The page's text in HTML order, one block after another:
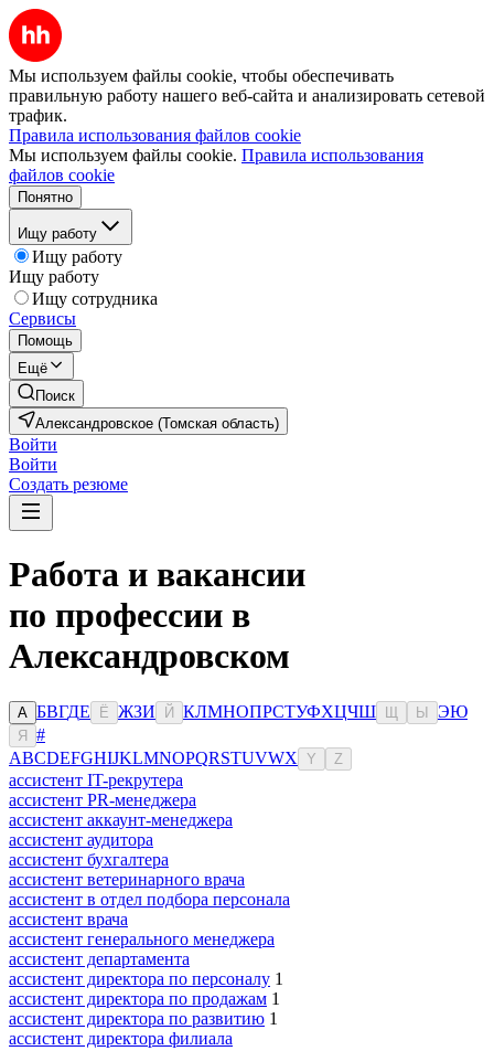
Мы используем файлы cookie, чтобы обеспечивать
правильную работу нашего веб-сайта и анализировать сетевой
трафик.
Правила использования файлов cookie
Мы используем файлы cookie. Правила использования
файлов cookie
Понятно
Ищу работу
Ищу работу
Ищу работу
Ищу сотрудника
Сервисы
Помощь
Ещё
Поиск
Александровское (Томская область)
Войти
Войти
Создать резюме
Работа и вакансии
по профессии в
Александровском
А БВГДЕ Ё ЖЗИ Й КЛМНОПРСТУФХЦЧШ Ы ЭЮ
Я
#
ABCDEFGHIJKLMNOPQRSTUVWX Y Z
ассистент IT-рекрутера
ассистент PR-менеджера
ассистент аккаунт-менеджера
ассистент аудитора
ассистент бухгалтера
ассистент ветеринарного врача
ассистент в отдел подбора персонала
ассистент врача
ассистент генерального менеджера
ассистент департамента
ассистент директора по персоналу 1
ассистент директора по продажам 1
ассистент директора по развитию 1
ассистент директора филиала